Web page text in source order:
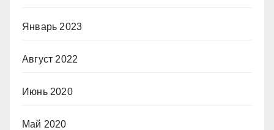
Январь 2023
Август 2022
Июнь 2020
Май 2020